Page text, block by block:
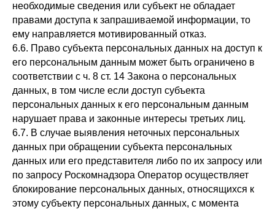
необходимые сведения или субъект не обладает
правами доступа к запрашиваемой информации, то
ему направляется мотивированный отказ.
6.6. Право субъекта персональных данных на доступ к
его персональным данным может быть ограничено в
соответствии с ч. 8 ст. 14 Закона о персональных
данных, в том числе если доступ субъекта
персональных данных к его персональным данным
нарушает права и законные интересы третьих лиц.
6.7. В случае выявления неточных персональных
данных при обращении субъекта персональных
данных или его представителя либо по их запросу или
по запросу Роскомнадзора Оператор осуществляет
блокирование персональных данных, относящихся к
этому субъекту персональных данных, с момента